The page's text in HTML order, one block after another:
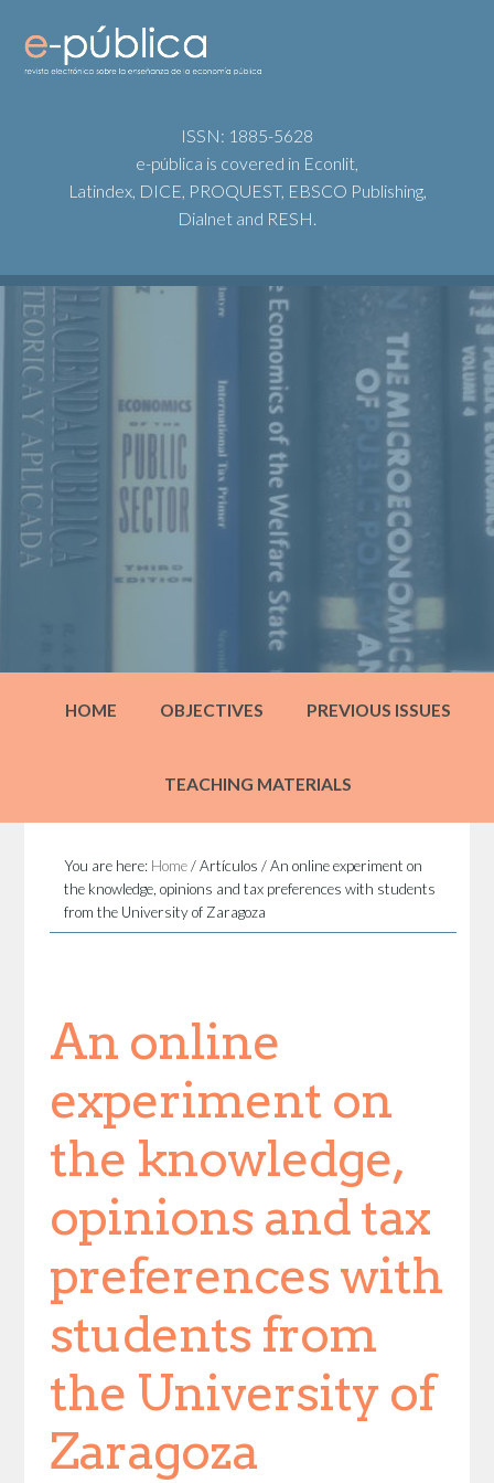
ISSN: 1885-5628
e-pública is covered in Econlit,
Latindex, DICE, PROQUEST, EBSCO Publishing,
Dialnet and RESH.
HOME OBJECTIVES PREVIOUS ISSUES
TEACHING MATERIALS
You are here: Home /Artículos/An online experiment on
the knowledge, opinions and tax preferences with students
from the University of Zaragoza
An online
experiment on
the knowledge,
opinions and tax
preferences with
students from
the University of
Zaragoza